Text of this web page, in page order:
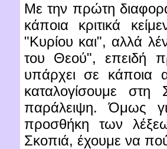
Με την πρώτη
κάποια κριτικά
"Κυρίου και", αλλά
του Θεού", επειδή
υπάρχει σε κάποια
καταλογίσουμε
παράλειψη. Όμως
προσθήκη των
Σκοπιά, έχουμε να